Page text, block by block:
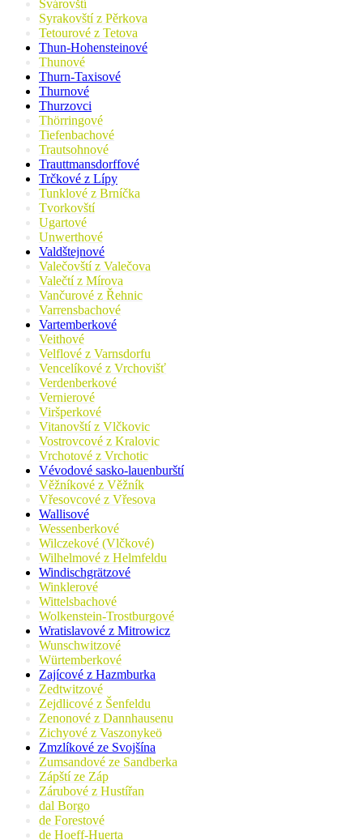
Svárovští
Syrakovští z Pěrkova
Tetourové z Tetova
Thun-Hohensteinové
Thunové
Thurn-Taxisové
Thurnové
Thurzovci
Thörringové
Tiefenbachové
Trautsohnové
Trauttmansdorffové
Trčkové z Lípy
Tunklové z Brníčka
Tvorkovští
Ugartové
Unwerthové
Valdštejnové
Valečovští z Valečova
Valečtí z Mírova
Vančurové z Řehnic
Varrensbachové
Vartemberkové
Veithové
Velflové z Varnsdorfu
Vencelíkové z Vrchovišť
Verdenberkové
Vernierové
Viršperkové
Vitanovští z Vlčkovic
Vostrovcové z Kralovic
Vrchotové z Vrchotic
Vévodové sasko-lauenburští
Věžníkové z Věžník
Vřesovcové z Vřesova
Wallisové
Wessenberkové
Wilczekové (Vlčkové)
Wilhelmové z Helmfeldu
Windischgrätzové
Winklerové
Wittelsbachové
Wolkenstein-Trostburgové
Wratislavové z Mitrowicz
Wunschwitzové
Würtemberkové
Zajícové z Hazmburka
Zedtwitzové
Zejdlicové z Šenfeldu
Zenonové z Dannhausenu
Zichyové z Vaszonykeö
Zmzlíkové ze Svojšína
Zumsandové ze Sandberka
Zápští ze Záp
Zárubové z Hustířan
dal Borgo
de Forestové
de Hoeff-Huerta